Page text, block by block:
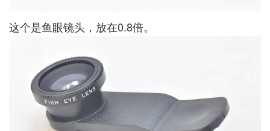
这个是鱼眼镜头，放在0.8倍。